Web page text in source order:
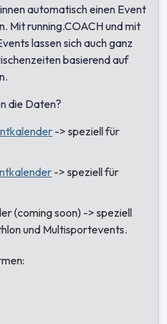
automatisch einen Event
Mit running.COACH und mit
lassen sich auch ganz
basierend auf
die Daten?
-> speziell für
-> speziell für
(coming soon) -> speziell
und Multisportevents.